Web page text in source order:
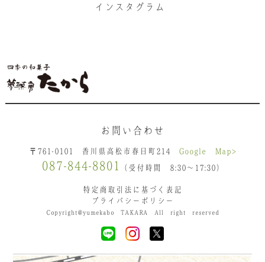
インスタグラム
お問い合わせ
〒761-0101 香川県高松市春日町214 Google Map>
087-844-8801 （受付時間 8:30〜17:30）
特定商取引法に基づく表記
プライバシーポリシー
Copyright@yumekabo TAKARA All right reserved